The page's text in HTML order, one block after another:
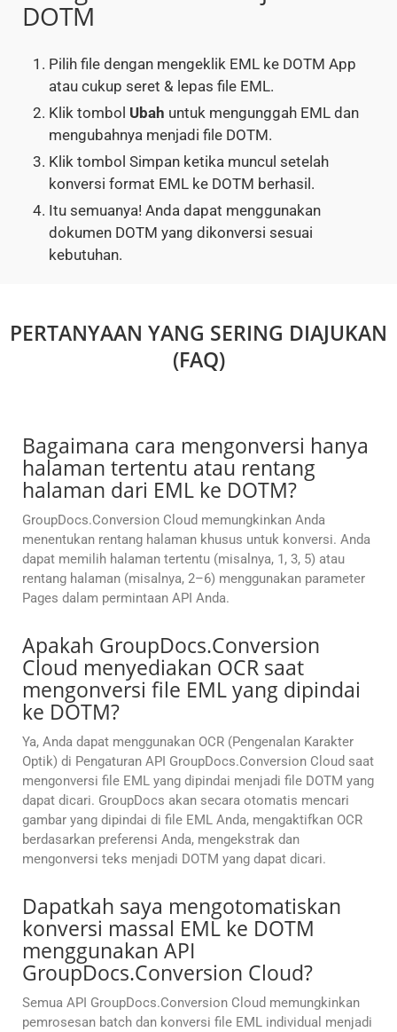
DOTM
Pilih file dengan mengeklik EML ke DOTM App
atau cukup seret & lepas file EML.
Klik tombol Ubah untuk mengunggah EML dan
mengubahnya menjadi file DOTM.
Klik tombol Simpan ketika muncul setelah
konversi format EML ke DOTM berhasil.
Itu semuanya! Anda dapat menggunakan
dokumen DOTM yang dikonversi sesuai
kebutuhan.
PERTANYAAN YANG SERING DIAJUKAN
(FAQ)
Bagaimana cara mengonversi hanya
halaman tertentu atau rentang
halaman dari EML ke DOTM?
GroupDocs.Conversion Cloud memungkinkan Anda
menentukan rentang halaman khusus untuk konversi. Anda
dapat memilih halaman tertentu (misalnya, 1, 3, 5) atau
rentang halaman (misalnya, 2–6) menggunakan parameter
Pages dalam permintaan API Anda.
Apakah GroupDocs.Conversion
Cloud menyediakan OCR saat
mengonversi file EML yang dipindai
ke DOTM?
Ya, Anda dapat menggunakan OCR (Pengenalan Karakter
Optik) di Pengaturan API GroupDocs.Conversion Cloud saat
mengonversi file EML yang dipindai menjadi file DOTM yang
dapat dicari. GroupDocs akan secara otomatis mencari
gambar yang dipindai di file EML Anda, mengaktifkan OCR
berdasarkan preferensi Anda, mengekstrak dan
mengonversi teks menjadi DOTM yang dapat dicari.
Dapatkah saya mengotomatiskan
konversi massal EML ke DOTM
menggunakan API
GroupDocs.Conversion Cloud?
Semua API GroupDocs.Conversion Cloud memungkinkan
pemrosesan batch dan konversi file EML individual menjadi